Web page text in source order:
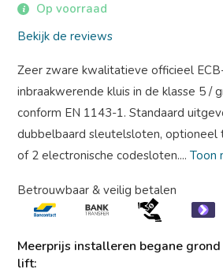
Op voorraad
Bekijk de reviews
Zeer zware kwalitatieve officieel
inbraakwerende kluis in de klasse 5 /
conform EN 1143-1. Standaard
dubbelbaard sleutelsloten, optioneel
of 2 electronische codesloten....Toon
Betrouwbaar & veilig betalen
Meerprijs installeren begane
lift: